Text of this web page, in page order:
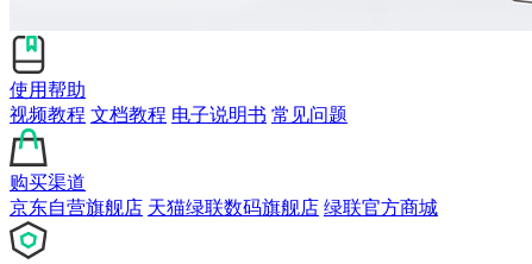
使用帮助
视频教程 文档教程 电子说明书 常见问题
购买渠道
京东自营旗舰店 天猫绿联数码旗舰店 绿联官方商城